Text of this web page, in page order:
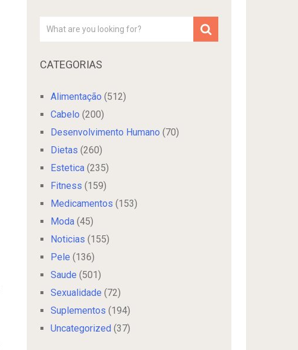
CATEGORIAS
Alimentação (512)
Cabelo (200)
Desenvolvimento Humano (70)
Dietas (260)
Estetica (235)
Fitness (159)
Medicamentos (153)
Moda (45)
Noticias (155)
Pele (136)
Saude (501)
Sexualidade (72)
Suplementos (194)
Uncategorized (37)